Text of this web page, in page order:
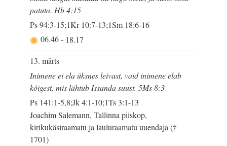
patuta. Hb 4:15
Ps 94:3-15;1Kr 10:7-13;1Sm 18:6-16
06.46- 18.17
13. märts
Inimene ei ela üksnes leivast, vaid inimene elab
kõigest, mis lähtub Issanda suust. 5Ms 8:3
Ps 141:1-5,8;Jk 4:1-10;1Ts 3:1-13
Joachim Salemann, Tallinna piiskop,
kirikukäsiraamatu ja lauluraamatu uuendaja (†
1701)